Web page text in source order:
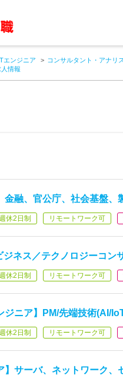
エンジニア コンサルタント・アナリ
情報
金融、官公庁、社会基盤、
休2日制 リモートワーク可
ジネス／テクノロジーコン
休2日制 リモートワーク可
ジニア】PM/先端技術(AI/
休2日制 リモートワーク可
】サーバ、ネットワーク、